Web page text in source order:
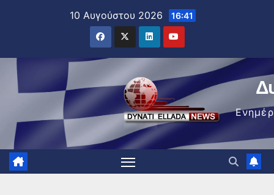
10 Αυγούστου 2026 16:41